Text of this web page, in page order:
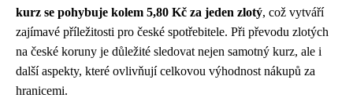
kurz se pohybuje kolem 5,80 Kč za jeden zlotý, což vytváří
zajímavé příležitosti pro české spotřebitele. Při převodu zlotých
na české koruny je důležité sledovat nejen samotný kurz, ale i
další aspekty, které ovlivňují celkovou výhodnost nákupů za
hranicemi.